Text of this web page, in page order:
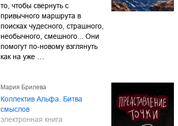
то, чтобы свернуть с
привычного маршрута в
поисках чудесного, страшного,
необычного, смешного... Они
помогут по-новому взглянуть
как на уже …
Мария Брилева
Коллектив Альфа. Битва
смыслов
электронная книга